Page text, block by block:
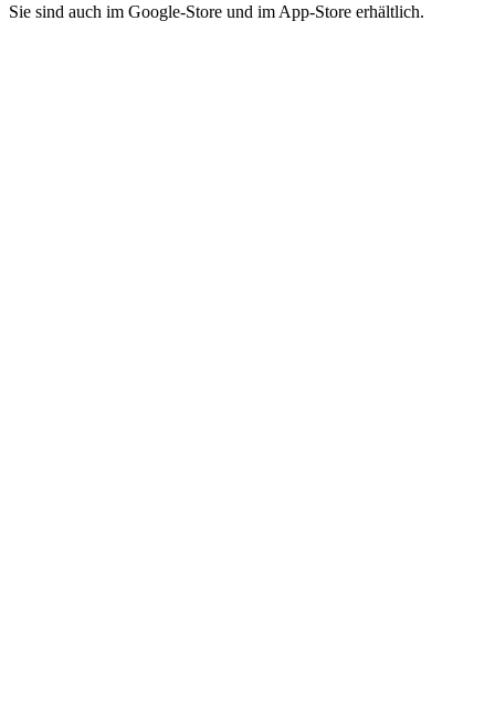
Sie sind auch im Google-Store und im App-Store erhältlich.